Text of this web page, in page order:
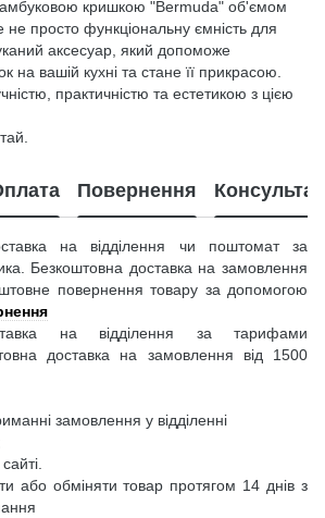
кришкою "Bermuda" об'ємом
просто функціональну ємність для
аксесуар, який допоможе
на вашій кухні та стане її прикрасою.
практичністю та естетикою з цією
Повернення
на відділення чи поштомат за
Безкоштовна доставка на замовлення
повернення товару за допомогою
на відділення за тарифами
доставка на замовлення від 1500
замовлення у відділенні
або обміняти товар протягом 14 днів з